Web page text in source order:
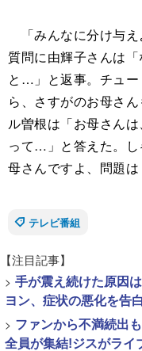
「みんなに分け与
質問に由輝子さんは
と…」と返事。チュー
ら、さすがのお母さ
ル曽根は「お母さん
って…」と答えた。し
母さんですよ、問題は
テレビ番組
【注目記事】
> 手が震え続けた原因
ヨン、症状の悪化を告
> ファンから不満続出
全員が集結!ジスがライ